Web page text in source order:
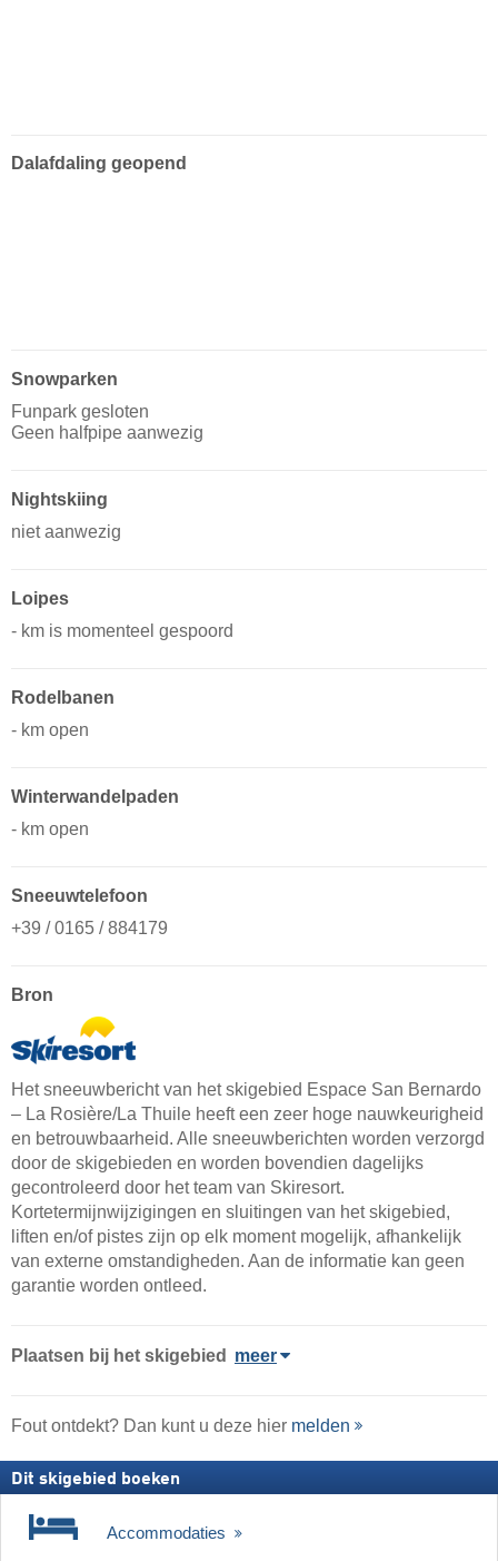
Dalafdaling geopend
Snowparken
Funpark gesloten
Geen halfpipe aanwezig
Nightskiing
niet aanwezig
Loipes
- km is momenteel gespoord
Rodelbanen
- km open
Winterwandelpaden
- km open
Sneeuwtelefoon
+39 / 0165 / 884179
Bron
Het sneeuwbericht van het skigebied Espace San Bernardo
– La Rosière/​La Thuile heeft een zeer hoge nauwkeurigheid
en betrouwbaarheid. Alle sneeuwberichten worden verzorgd
door de skigebieden en worden bovendien dagelijks
gecontroleerd door het team van Skiresort.
Kortetermijnwijzigingen en sluitingen van het skigebied,
liften en/of pistes zijn op elk moment mogelijk, afhankelijk
van externe omstandigheden. Aan de informatie kan geen
garantie worden ontleed.
Plaatsen bij het skigebied meer
Fout ontdekt? Dan kunt u deze hier melden
Dit skigebied boeken
Accommodaties